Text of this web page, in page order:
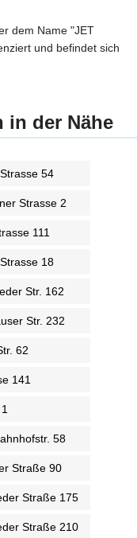
dem Name "JET
und befindet sich
in der Nähe
54
Strasse 2
111
18
Str. 162
Str. 232
62
141
58
Straße 90
Straße 175
Straße 210